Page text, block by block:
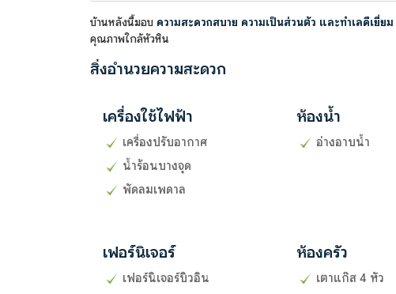
บ้านหลังนี้มอบ ความสะดวกสบาย ความเป็นส่วนตัว และทำเลดีเยี่ยม
คุณภาพใกล้หัวหิน
สิ่งอำนวยความสะดวก
เครื่องใช้ไฟฟ้า
เครื่องปรับอากาศ
น้ำร้อนบางจุด
พัดลมเพดาล
ห้องน้ำ
อ่างอาบน้ำ
เฟอร์นิเจอร์
เฟอร์นิเจอร์บิวอิน
ห้องครัว
เตาแก๊ส 4 หัว